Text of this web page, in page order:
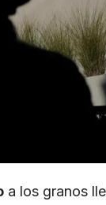
a los granos